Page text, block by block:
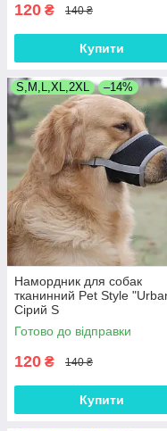
120 ₴ 140 ₴
Купити
S,M,L,XL,2XL –14%
Намордник для собак
тканинний Pet Style
Сірий S
Готово до відправки
120 ₴ 140 ₴
Купити